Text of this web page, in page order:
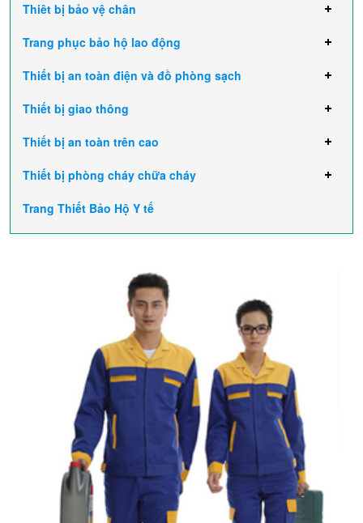
Thiêt bị bảo vệ chân
Trang phục bảo hộ lao động
Thiết bị an toàn điện và đồ phòng sạch
Thiết bị giao thông
Thiết bị an toàn trên cao
Thiết bị phòng cháy chữa cháy
Trang Thiết Bảo Hộ Y tế